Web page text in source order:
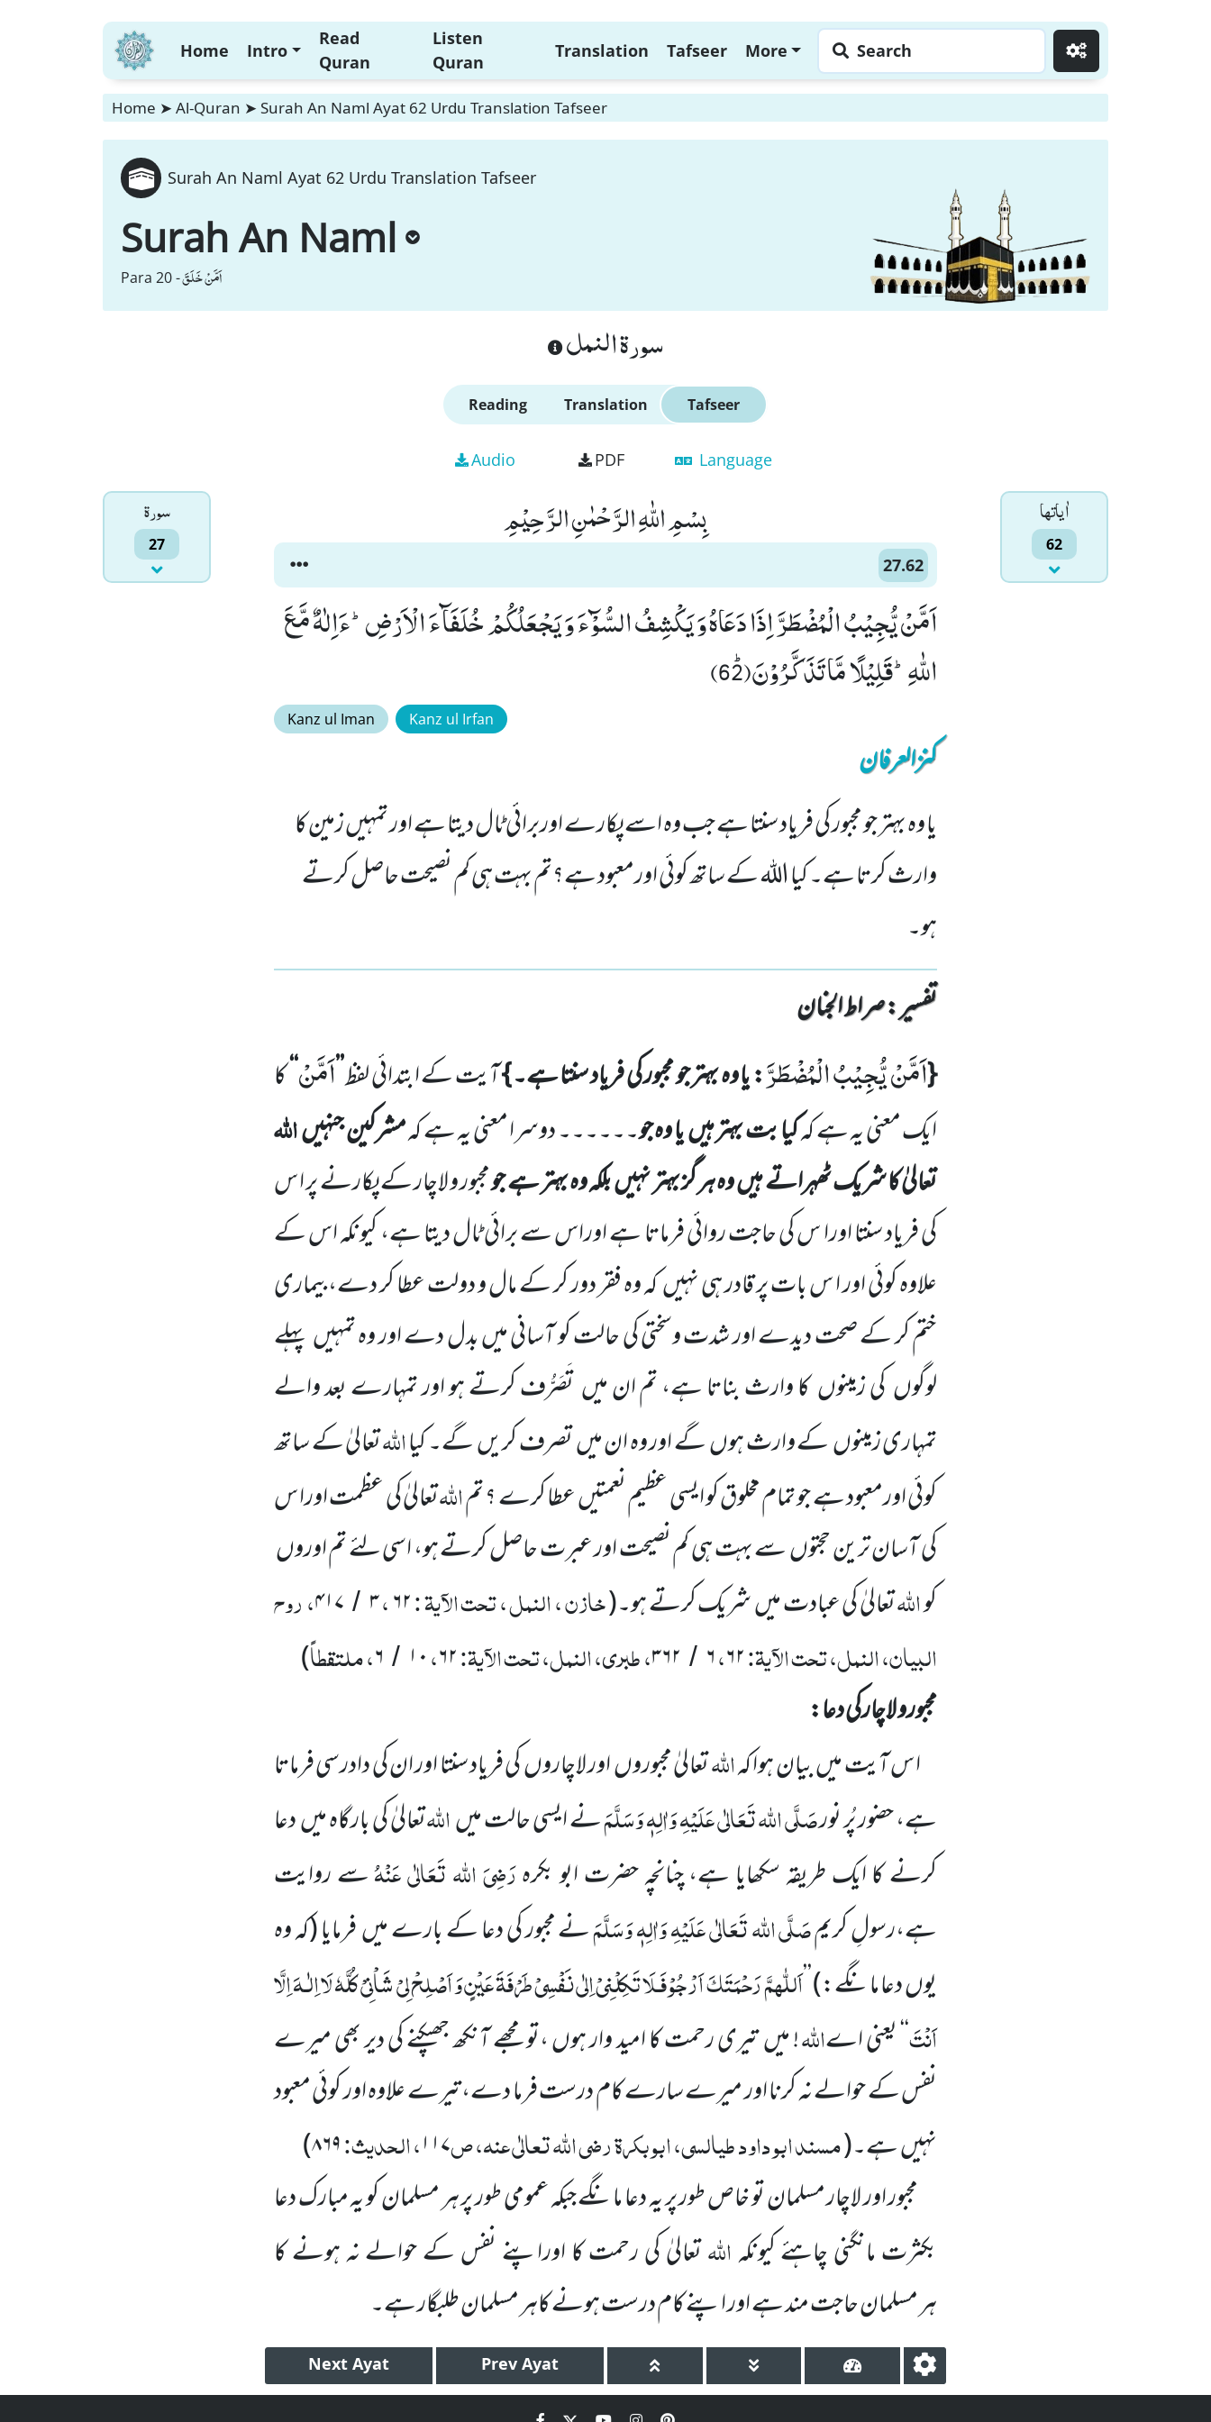
Home Intro
Read
Quran
Listen
Quran
Translation Tafseer More Search
Home ➤ Al-Quran ➤ Surah An Naml Ayat 62 Urdu Translation Tafseer
Surah An Naml Ayat 62 Urdu Translation Tafseer
Surah An Naml
Para 20 -اَمَّنْ خَلَقَ
سورة النمل
Reading Translation Tafseer
Audio PDF Language
سورۃ
27
اٰياتها
62
بِسْمِ اللّٰهِ الرَّحْمٰنِ الرَّحِیْمِ
27.62
اَمَّنْ یُّجِیْبُ الْمُضْطَرَّ اِذَا دَعَاهُ وَ یَكْشِفُ السُّوْٓءَ وَ یَجْعَلُكُمْ خُلَفَآءَ الْاَرْضِؕ-ءَاِلٰهٌ مَّعَ
اللّٰهِؕ-قَلِیْلًا مَّا تَذَكَّرُوْنَﭤ(62)
Kanz ul Iman Kanz ul Irfan
کنزالعرفان
یا وہ بہتر جو مجبور کی فریاد سنتا ہے جب وہ اسے پکارے اوربرائی ٹال دیتا ہے اور تمہیں زمین کا
وارث کرتا ہے۔ کیا الله کے ساتھ کوئی اورمعبود ہے؟تم بہت ہی کم نصیحت حاصل کرتے
ہو۔
تفسیر : ‎صراط الجنان
{اَمَّنْ یُّجِیْبُ الْمُضْطَرَّ: یا وہ بہتر جو مجبور کی فریاد سنتا ہے۔ }آیت کے ابتدائی لفظ’’اَمَّنْ‘‘کا
ایک معنی یہ ہے کہکیابت بہتر ہیںیا وہ جو۔۔۔۔۔۔ دوسرا معنی یہ ہے کہمشرکین جنہیںاللہ
تعالیٰ کا شریک ٹھہراتے ہیںوہ ہر گز بہتر نہیںبلکہ وہ بہتر ہے جومجبور و لاچار کے پکارنے پر ا س
کی فریاد سنتا اورا س کی حاجت روائی فرماتا ہے اوراس سے برائی ٹال دیتا ہے، کیونکہ اس کے
علاوہ کوئی اور ا س بات پر قادر ہی نہیںکہ وہ فقر دور کر کے مال و دولت عطا کر دے،بیماری
ختم کر کے صحت دیدے اور شدت وسختی کی حالت کو آسانی میں بدل دے اور وہ تمہیںپہلے
لوگوںکی زمینوںکا وارث بناتا ہے، تم ان میںتَصَرُّف کرتے ہو اور تمہارے بعد والے
تمہاری زمینوںکے وارث ہوںگے اور وہ ان میںتصرف کریںگے۔ کیااللہتعالیٰ کے ساتھ
کوئی اورمعبود ہے جو تمام مخلوق کو ایسی عظیم نعمتیںعطا کرے ؟ تماللہتعالیٰ کی عظمت اورا س
کی آسان ترین حجتوںسے بہت ہی کم نصیحت اور عبرت حاصل کرتے ہو، اسی لئے تم اوروں
کواللہتعالیٰ کی عبادت میںشریک کرتے ہو۔(خازن ، النمل ، تحت الآیۃ :۶۲،۳ / ۴۱۷، روح
البیان، النمل، تحت الآیۃ:۶۲،۶ / ۳۶۲، طبری، النمل، تحت الآیۃ:۶۲،۱۰ / ۶، ملتقطاً)
مجبورو لاچارکی دعا:
ا س آیت میںبیان ہوا کہاللہتعالیٰ مجبوروںاور لاچاروںکی فریاد سنتا اور ان کی دادرسی فرماتا
ہے، حضور پُر نورصَلَّی اللہ تَعَالٰی عَلَیْہِ وَاٰلِہٖ وَسَلَّمَنے ایسی حالت میںاللہتعالیٰ کی بارگاہ میںدعا
کرنے کا ایک طریقہ سکھایا ہے، چنانچہ حضرتابو بکرہرَضِیَ اللہ تَعَالٰی عَنْہُسے روایت
ہے،رسولِ کریمصَلَّی اللہ تَعَالٰی عَلَیْہِ وَاٰلِہٖ وَسَلَّمَنے مجبور کیدعا کے بارے میںفرمایا(کہ وہ
یوںدعا مانگے:)’’اَللّٰهمَّرَحْمَتَکَ اَرْجُوْ فَـلَاتَکِلْنِیْ اِلٰی نَفْسِیْ طَرْفَۃَ عَیْنٍ وَ اَصْلِحْ لِیْ شَاْنِیْ کُلَّہٗ لَا اِلٰـہَ اِلَّا
اَنْتَ‘‘یعنی اےاللہ! میںتیری رحمت کا امید وار ہوں ،تو مجھے آنکھ جھپکنے کی دیر بھی میرے
نفس کے حوالے نہ کرنا اور میرے سارے کام درست فرما دے، تیرے علاوہ اور کوئی معبود
نہیںہے۔(مسند ابو داود طیالسی، ابو بکرۃرضی اللّٰہ تعالٰی عنہ، ص۱۱۷، الحدیث:۸۶۹)
مجبور اور لاچار مسلمان تو خاص طور پر یہ دعا مانگے جبکہ عمومی طور پر ہر مسلمان کو یہ مبارک دعا
بکثرت مانگنی چاہئے کیونکہاللہتعالیٰ کی رحمت کا اوراپنے نفس کے حوالے نہ ہونے کا
ہرمسلمان حاجت مند ہے اور اپنے کام درست ہونےکاہر مسلمان طلبگار ہے۔
Next Ayat Prev Ayat